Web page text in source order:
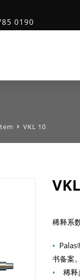
0190
VKL 10
稀释系
•
书备案。
• 稀释